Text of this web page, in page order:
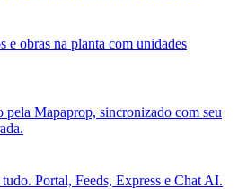
e obras na planta com unidades
Mapaprop, sincronizado com seu
Portal, Feeds, Express e Chat AI.